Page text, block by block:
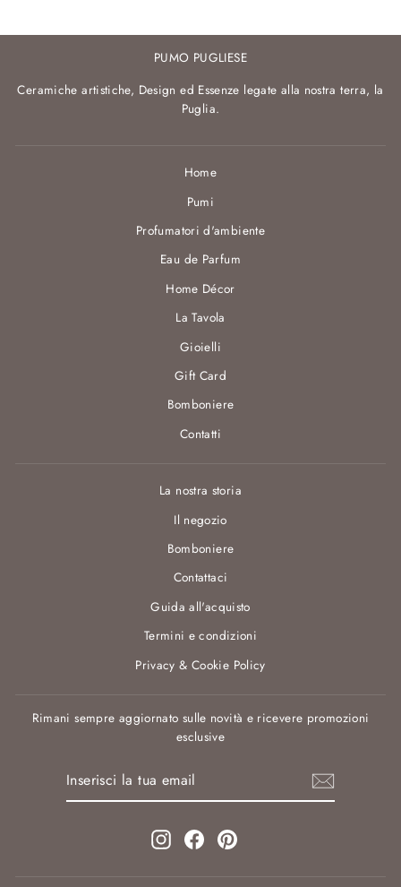
PUMO PUGLIESE
Ceramiche artistiche, Design ed Essenze legate alla nostra terra, la
Puglia.
Home
Pumi
Profumatori d'ambiente
Eau de Parfum
Home Décor
La Tavola
Gioielli
Gift Card
Bomboniere
Contatti
La nostra storia
Il negozio
Bomboniere
Contattaci
Guida all'acquisto
Termini e condizioni
Privacy & Cookie Policy
Rimani sempre aggiornato sulle novità e ricevere promozioni
esclusive
InstagramFacebookPinterest